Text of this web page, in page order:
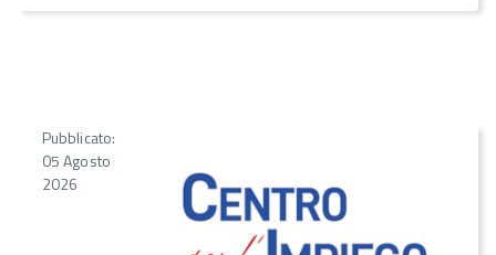
Pubblicato:
05 Agosto
2026